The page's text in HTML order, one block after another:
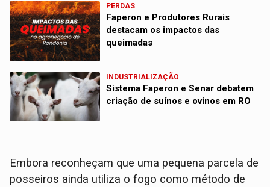
PERDAS
Faperon e Produtores Rurais
destacam os impactos das
queimadas
INDUSTRIALIZAÇÃO
Sistema Faperon e Senar debatem
criação de suínos e ovinos em RO
Embora reconheçam que uma pequena parcela de
posseiros ainda utiliza o fogo como método de